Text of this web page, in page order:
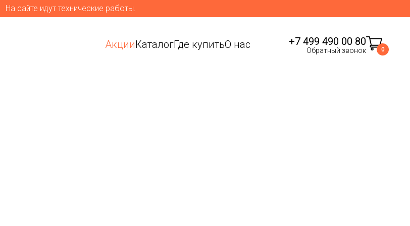
На сайте идут технические работы.
АкцииКаталогГде купитьО нас +7 499 490 00 80
Обратный звонок 0